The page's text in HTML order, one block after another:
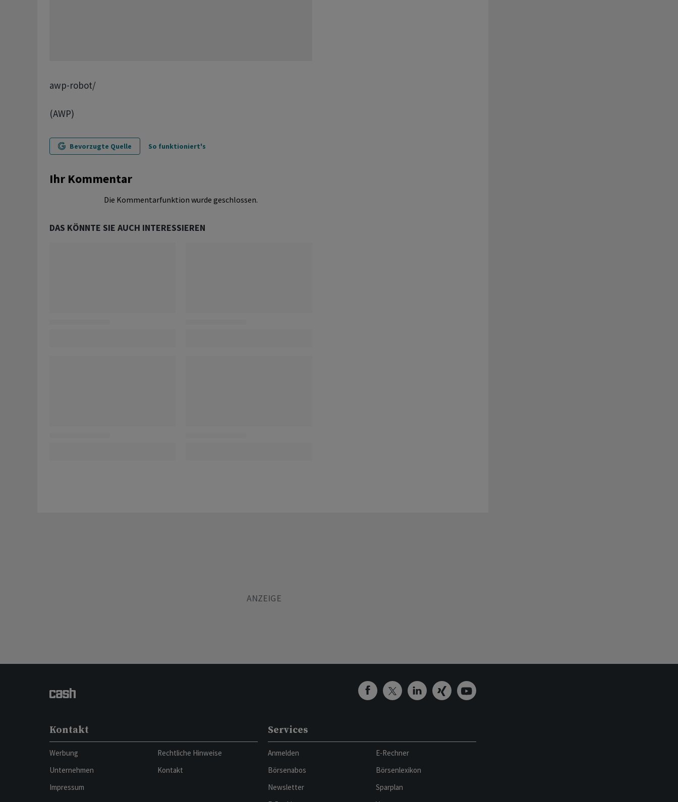
awp-robot/
(AWP)
Bevorzugte Quelle So funktioniert's
Ihr Kommentar
Die Kommentarfunktion wurde geschlossen.
DAS KÖNNTE SIE AUCH INTERESSIEREN
Kontakt
Werbung
Unternehmen
Impressum
Rechtliche Hinweise
Kontakt
Services
Anmelden
Börsenabos
Newsletter
E-Rechner
Börsenlexikon
Sparplan